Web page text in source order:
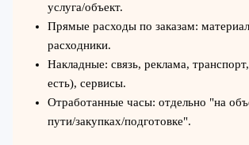
услуга/объект.
Прямые расходы по заказам:
расходники.
Накладные: связь, реклама,
есть), сервисы.
Отработанные часы: отдельно "на
пути/закупках/подготовке".